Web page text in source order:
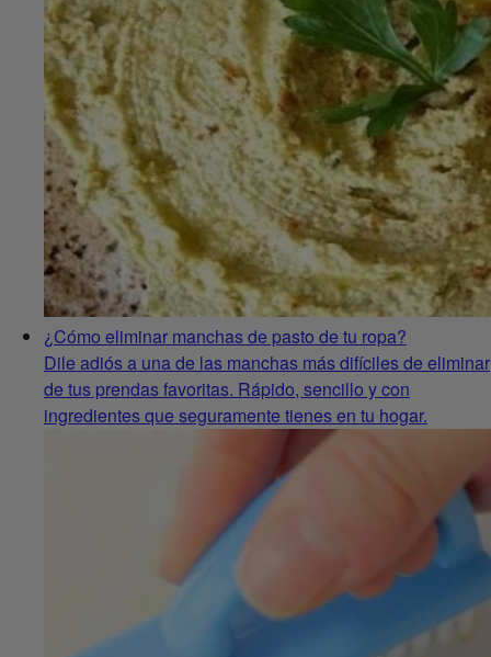
¿Cómo eliminar manchas de pasto de tu ropa?
Dile adiós a una de las manchas más difíciles de eliminar
de tus prendas favoritas. Rápido, sencillo y con
ingredientes que seguramente tienes en tu hogar.